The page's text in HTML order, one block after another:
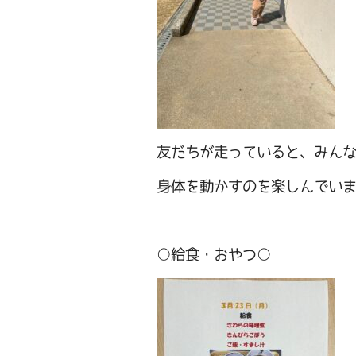
友だちが走っていると、みん
身体を動かすのを楽しんでい
○給食・おやつ○